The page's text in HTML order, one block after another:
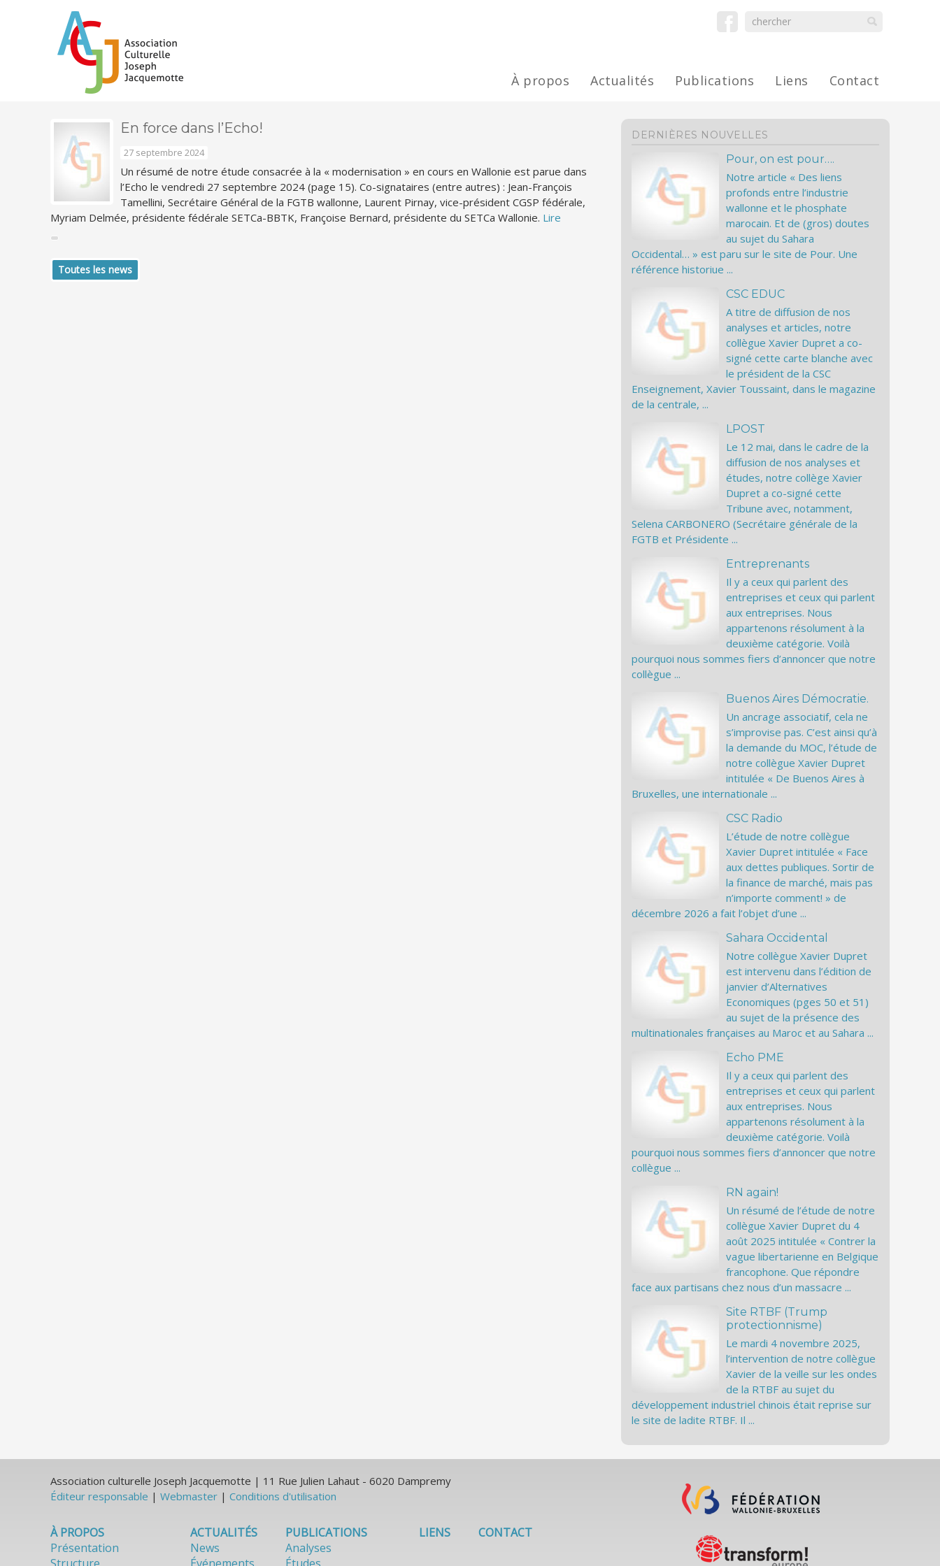
À propos Actualités Publications Liens Contact
En force dans l’Echo!
27 septembre 2024
Un résumé de notre étude consacrée à la « modernisation » en cours en Wallonie est parue dans
l’Echo le vendredi 27 septembre 2024 (page 15). Co-signataires (entre autres) : Jean-François
Tamellini, Secrétaire Général de la FGTB wallonne, Laurent Pirnay, vice-président CGSP fédérale,
Myriam Delmée, présidente fédérale SETCa-BBTK, Françoise Bernard, présidente du SETCa Wallonie. Lire
Toutes les news
DERNIÈRES NOUVELLES
Pour, on est pour….
Notre article « Des liens
profonds entre l’industrie
wallonne et le phosphate
marocain. Et de (gros) doutes
au sujet du Sahara
Occidental… » est paru sur le site de Pour. Une
référence historiue ...
CSC EDUC
A titre de diffusion de nos
analyses et articles, notre
collègue Xavier Dupret a co-
signé cette carte blanche avec
le président de la CSC
Enseignement, Xavier Toussaint, dans le magazine
de la centrale, ...
LPOST
Le 12 mai, dans le cadre de la
diffusion de nos analyses et
études, notre collège Xavier
Dupret a co-signé cette
Tribune avec, notamment,
Selena CARBONERO (Secrétaire générale de la
FGTB et Présidente ...
Entreprenants
Il y a ceux qui parlent des
entreprises et ceux qui parlent
aux entreprises. Nous
appartenons résolument à la
deuxième catégorie. Voilà
pourquoi nous sommes fiers d’annoncer que notre
collègue ...
Buenos Aires Démocratie.
Un ancrage associatif, cela ne
s’improvise pas. C’est ainsi qu’à
la demande du MOC, l’étude de
notre collègue Xavier Dupret
intitulée « De Buenos Aires à
Bruxelles, une internationale ...
CSC Radio
L’étude de notre collègue
Xavier Dupret intitulée « Face
aux dettes publiques. Sortir de
la finance de marché, mais pas
n’importe comment! » de
décembre 2026 a fait l’objet d’une ...
Sahara Occidental
Notre collègue Xavier Dupret
est intervenu dans l’édition de
janvier d’Alternatives
Economiques (pges 50 et 51)
au sujet de la présence des
multinationales françaises au Maroc et au Sahara ...
Echo PME
Il y a ceux qui parlent des
entreprises et ceux qui parlent
aux entreprises. Nous
appartenons résolument à la
deuxième catégorie. Voilà
pourquoi nous sommes fiers d’annoncer que notre
collègue ...
RN again!
Un résumé de l’étude de notre
collègue Xavier Dupret du 4
août 2025 intitulée « Contrer la
vague libertarienne en Belgique
francophone. Que répondre
face aux partisans chez nous d’un massacre ...
Site RTBF (Trump
protectionnisme)
Le mardi 4 novembre 2025,
l’intervention de notre collègue
Xavier de la veille sur les ondes
de la RTBF au sujet du
développement industriel chinois était reprise sur
le site de ladite RTBF. Il ...
Association culturelle Joseph Jacquemotte | 11 Rue Julien Lahaut - 6020 Dampremy
Éditeur responsable | Webmaster | Conditions d'utilisation
À PROPOS
Présentation
ACTUALITÉS
News
PUBLICATIONS
Analyses
LIENS CONTACT